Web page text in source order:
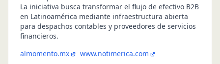
La iniciativa busca transformar el flujo de efectivo B2B
en Latinoamérica mediante infraestructura abierta
para despachos contables y proveedores de servicios
financieros.
almomento.mx
www.notimerica.com